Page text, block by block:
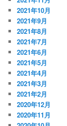
2021年10月
2021年9月
2021年8月
2021年7月
2021年6月
2021年5月
2021年4月
2021年3月
2021年2月
2020年12月
2020年11月